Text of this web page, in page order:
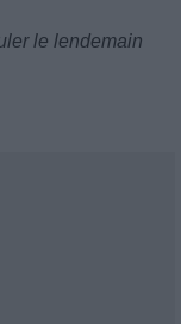
le lendemain